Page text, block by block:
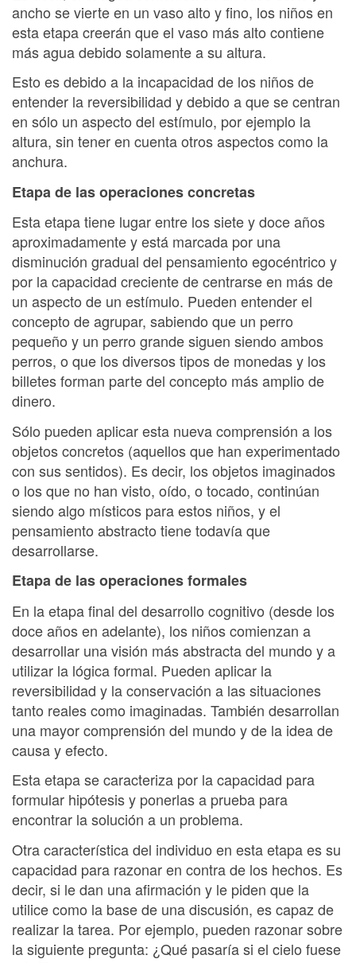
ancho se vierte en un vaso alto y fino, los niños en
esta etapa creerán que el vaso más alto contiene
más agua debido solamente a su altura.
Esto es debido a la incapacidad de los niños de
entender la reversibilidad y debido a que se centran
en sólo un aspecto del estímulo, por ejemplo la
altura, sin tener en cuenta otros aspectos como la
anchura.
Etapa de las operaciones concretas
Esta etapa tiene lugar entre los siete y doce años
aproximadamente y está marcada por una
disminución gradual del pensamiento egocéntrico y
por la capacidad creciente de centrarse en más de
un aspecto de un estímulo. Pueden entender el
concepto de agrupar, sabiendo que un perro
pequeño y un perro grande siguen siendo ambos
perros, o que los diversos tipos de monedas y los
billetes forman parte del concepto más amplio de
dinero.
Sólo pueden aplicar esta nueva comprensión a los
objetos concretos (aquellos que han experimentado
con sus sentidos). Es decir, los objetos imaginados
o los que no han visto, oído, o tocado, continúan
siendo algo místicos para estos niños, y el
pensamiento abstracto tiene todavía que
desarrollarse.
Etapa de las operaciones formales
En la etapa final del desarrollo cognitivo (desde los
doce años en adelante), los niños comienzan a
desarrollar una visión más abstracta del mundo y a
utilizar la lógica formal. Pueden aplicar la
reversibilidad y la conservación a las situaciones
tanto reales como imaginadas. También desarrollan
una mayor comprensión del mundo y de la idea de
causa y efecto.
Esta etapa se caracteriza por la capacidad para
formular hipótesis y ponerlas a prueba para
encontrar la solución a un problema.
Otra característica del individuo en esta etapa es su
capacidad para razonar en contra de los hechos. Es
decir, si le dan una afirmación y le piden que la
utilice como la base de una discusión, es capaz de
realizar la tarea. Por ejemplo, pueden razonar sobre
la siguiente pregunta: ¿Qué pasaría si el cielo fuese